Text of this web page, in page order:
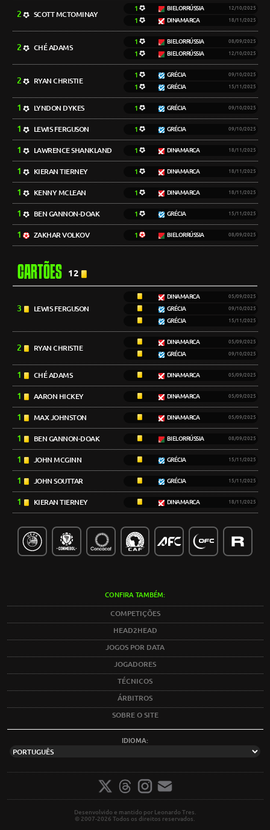
2 SCOTT MCTOMINAY
1 BIELORRÚSSIA 12/10/2025
1 DINAMARCA 18/11/2025
2 CHÉ ADAMS
1 BIELORRÚSSIA 08/09/2025
1 BIELORRÚSSIA 12/10/2025
2 RYAN CHRISTIE
1 GRÉCIA 09/10/2025
1 GRÉCIA 15/11/2025
1 LYNDON DYKES 1 GRÉCIA 09/10/2025
1 LEWIS FERGUSON 1 GRÉCIA 09/10/2025
1 LAWRENCE SHANKLAND 1 DINAMARCA 18/11/2025
1 KIERAN TIERNEY 1 DINAMARCA 18/11/2025
1 KENNY MCLEAN 1 DINAMARCA 18/11/2025
1 BEN GANNON-DOAK 1 GRÉCIA 15/11/2025
1 ZAKHAR VOLKOV 1 BIELORRÚSSIA 08/09/2025
CARTÕES 12
3 LEWIS FERGUSON
DINAMARCA 05/09/2025
GRÉCIA 09/10/2025
GRÉCIA 15/11/2025
2 RYAN CHRISTIE
DINAMARCA 05/09/2025
GRÉCIA 09/10/2025
1 CHÉ ADAMS DINAMARCA 05/09/2025
1 AARON HICKEY DINAMARCA 05/09/2025
1 MAX JOHNSTON DINAMARCA 05/09/2025
1 BEN GANNON-DOAK BIELORRÚSSIA 08/09/2025
1 JOHN MCGINN GRÉCIA 15/11/2025
1 JOHN SOUTTAR GRÉCIA 15/11/2025
1 KIERAN TIERNEY DINAMARCA 18/11/2025
CONFIRA TAMBÉM:
COMPETIÇÕES
HEAD2HEAD
JOGOS POR DATA
JOGADORES
TÉCNICOS
ÁRBITROS
SOBRE O SITE
IDIOMA:
Desenvolvido e mantido por Leonardo Tres.
© 2007-2026 Todos os direitos reservados.